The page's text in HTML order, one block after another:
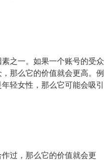
之一。如果一个账号的受众
那么它的价值就会更高。例
轻女性，那么它可能会吸引
过，那么它的价值就会更